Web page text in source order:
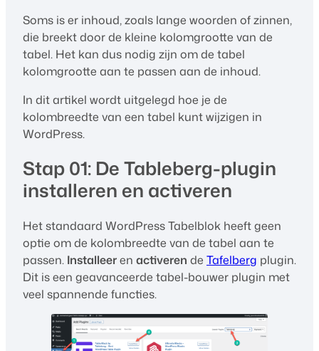
Soms is er inhoud, zoals lange woorden of zinnen,
die breekt door de kleine kolomgrootte van de
tabel. Het kan dus nodig zijn om de tabel
kolomgrootte aan te passen aan de inhoud.
In dit artikel wordt uitgelegd hoe je de
kolombreedte van een tabel kunt wijzigen in
WordPress.
Stap 01: De Tableberg-plugin
installeren en activeren
Het standaard WordPress Tabelblok heeft geen
optie om de kolombreedte van de tabel aan te
passen. Installeeren activeren de Tafelberg plugin.
Dit is een geavanceerde tabel-bouwer plugin met
veel spannende functies.